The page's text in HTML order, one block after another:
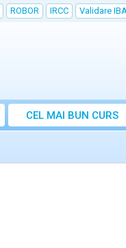
ROBOR IRCC Validare
CEL MAI BUN CURS